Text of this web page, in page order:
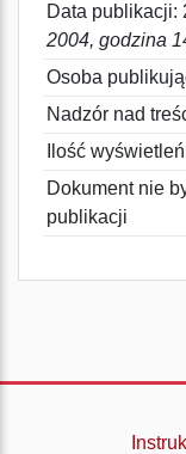
Data publikacji:
2004, godzina
Osoba
Nadzór nad
Ilość
Dokument nie
publikacji